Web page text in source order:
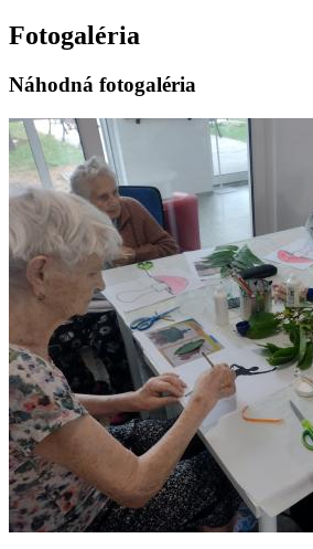
Fotogaléria
Náhodná fotogaléria